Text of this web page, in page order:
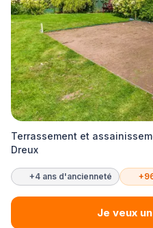
Terrassement et
Dreux
+4 ans d'ancienneté
Je veux